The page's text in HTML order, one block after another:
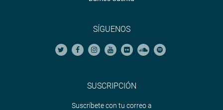
SÍGUENOS
SUSCRIPCIÓN
Suscríbete con tu correo a